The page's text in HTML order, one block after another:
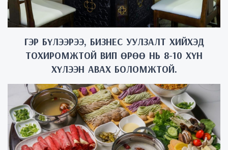
ГЭР БҮЛЭЭРЭЭ, БИЗНЕС УУЛЗАЛТ ХИЙХЭД
ТОХИРОМЖТОЙ ВИП ӨРӨӨ НЬ 8-10 ХҮН
ХҮЛЭЭН АВАХ БОЛОМЖТОЙ.